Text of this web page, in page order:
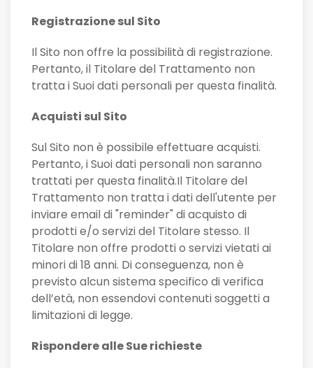
Registrazione sul Sito
Il Sito non offre la possibilità di registrazione.
Pertanto, il Titolare del Trattamento non
tratta i Suoi dati personali per questa finalità.
Acquisti sul Sito
Sul Sito non è possibile effettuare acquisti.
Pertanto, i Suoi dati personali non saranno
trattati per questa finalità.Il Titolare del
Trattamento non tratta i dati dell'utente per
inviare email di "reminder" di acquisto di
prodotti e/o servizi del Titolare stesso. Il
Titolare non offre prodotti o servizi vietati ai
minori di 18 anni. Di conseguenza, non è
previsto alcun sistema specifico di verifica
dell’età, non essendovi contenuti soggetti a
limitazioni di legge.
Rispondere alle Sue richieste